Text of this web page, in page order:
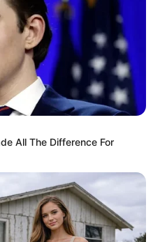
All The Difference For